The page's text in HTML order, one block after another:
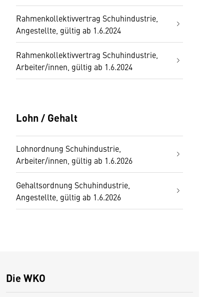
Rahmenkollektivvertrag Schuhindustrie,
Angestellte, gültig ab 1.6.2024
Rahmenkollektivvertrag Schuhindustrie,
Arbeiter/innen, gültig ab 1.6.2024
Lohn / Gehalt
Lohnordnung Schuhindustrie,
Arbeiter/innen, gültig ab 1.6.2026
Gehaltsordnung Schuhindustrie,
Angestellte, gültig ab 1.6.2026
Die WKO